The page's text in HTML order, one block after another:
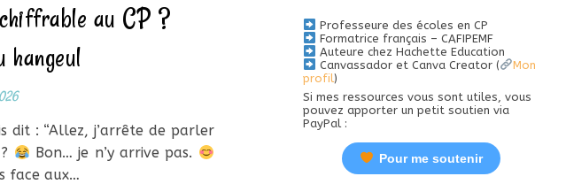
au CP ?
hangeul
dit : “Allez, j’arrête de parler
Bon… je n’y arrive pas.
face aux…
Professeure des écoles en CP
Formatrice français – CAFIPEMF
Auteure chez Hachette Education
Canvassador et Canva Creator (
Mon
profil)
Si mes ressources vous sont utiles, vous
pouvez apporter un petit soutien via
PayPal :
Pour me soutenir